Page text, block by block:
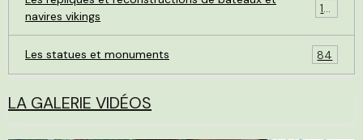
navires vikings
119
Les statues et monuments 84
LA GALERIE VIDÉOS